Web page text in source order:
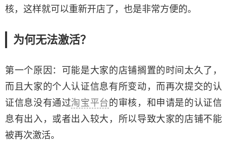
核，这样就可以重新开店了，也是非常方便的。
为何无法激活？
第一个原因：可能是大家的店铺搁置的时间太久了，
而且大家的个人认证信息有所变动，而再次提交的认
证信息没有通过淘宝平台 的审核，和申请是的认证信
息有出入，或者出入较大，所以导致大家的店铺不能
被再次激活。